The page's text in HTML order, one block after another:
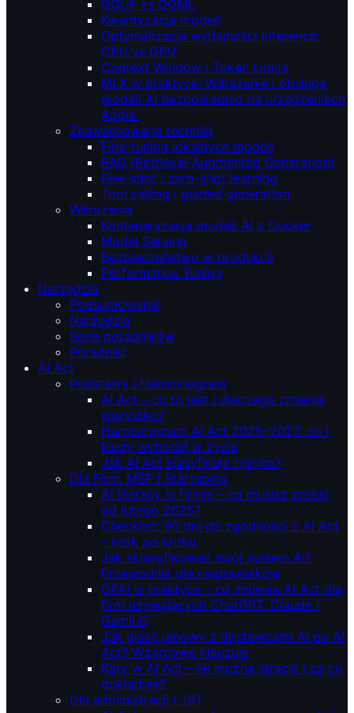
GGUF vs GGML
Kwantyzacja modeli
Optymalizacja wydajności inference:
CPU vs GPU
Context Window i Token Limits
MLX w praktyce: Wdrażanie i obsługa
modeli AI bezpośrednio na urządzeniach
Apple.
Zaawansowane techniki
Fine-tuning lokalnych modeli
RAG (Retrieval‑Augmented Generation)
Few-shot i zero-shot learning
Tool calling i guided generation
Wdrożenia
Konteneryzacja modeli AI z Docker
Model Serving
Bezpieczeństwo w produkcji
Performance Tuning
Narzędzia
Podsumowanie
Narzędzia
Serie poradników
Poradniki
AI Act
Podstawy i Harmonogram
AI Act – co to jest i dlaczego zmienia
wszystko?
Harmonogram AI Act 2025–2027: co i
kiedy wchodzi w życie
Jak AI Act klasyfikuje ryzyko?
Dla Firm, MŚP i Startupów
AI literacy w firmie – co musisz zrobić
od lutego 2025?
Checklist: 90 dni do zgodności z AI Act
– krok po kroku
Jak sklasyfikować swój system AI?
Przewodnik dla nieprawników
GPAI w praktyce – co zmienia AI Act dla
firm używających ChatGPT, Claude i
Gemini?
Jak pisać umowy z dostawcami AI po AI
Act? Wzorcowe klauzule
Kary w AI Act – ile można stracić i za co
dokładnie?
Dla administracji i JST